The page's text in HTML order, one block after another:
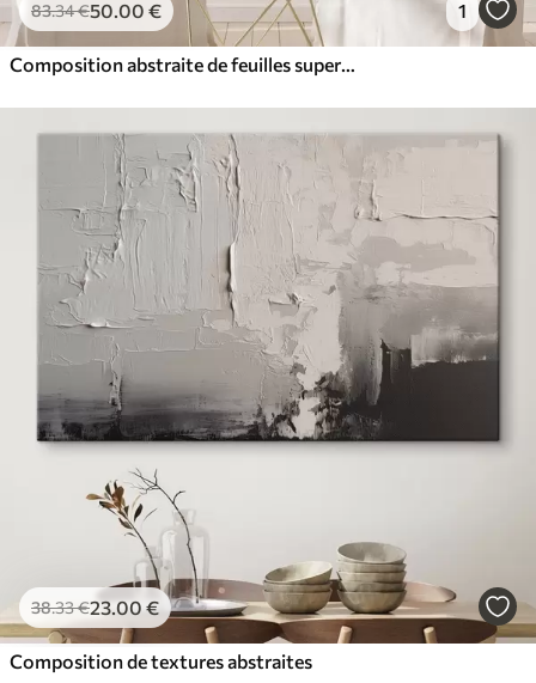
83.34€50.00 € 1
Composition abstraite de feuilles superposées, de formes courbes en noir, blanc et beige, œuvre d'art texturée
38.33€23.00 €
Composition de textures abstraites